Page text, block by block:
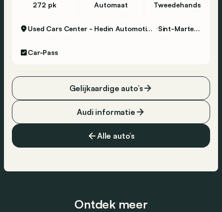
272 pk Automaat Tweedehands
Used Cars Center - Hedin Automotive Sint-Martens-Latem Sint-Martens-Latem
Car-Pass
Alle auto’s
Audi informatie
Gelijkaardige auto’s
Ontdek meer